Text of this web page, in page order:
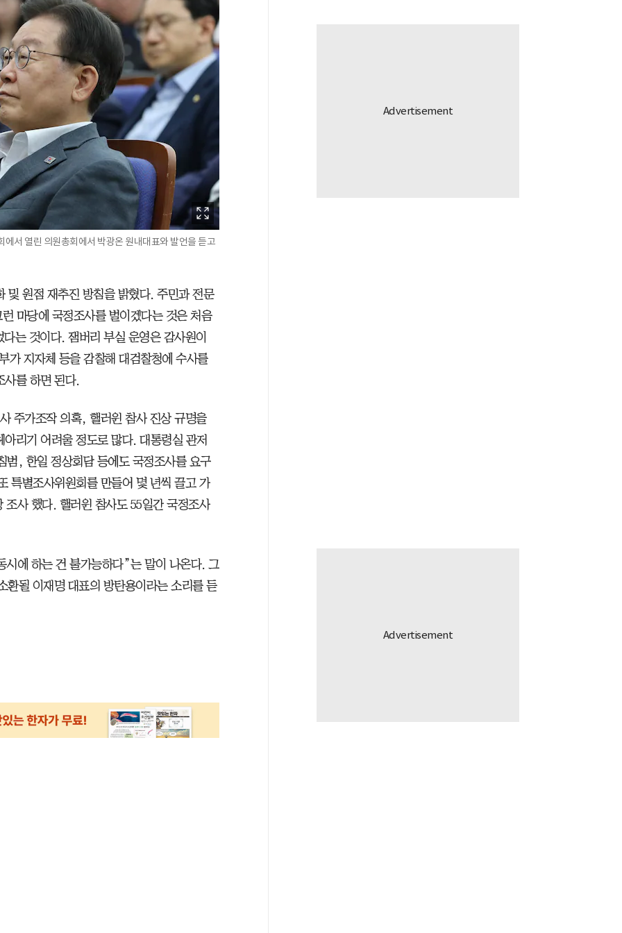
서 열린 의원총회에서 박광온 원내대표와 발언을 듣고
및 원점 재추진 방침을 밝혔다. 주민과 전문
마당에 국정조사를 벌이겠다는 것은 처음
는 것이다. 잼버리 부실 운영은 감사원이
가 지자체 등을 감찰해 대검찰청에 수사를
사를 하면 된다.
주가조작 의혹, 핼러윈 참사 진상 규명을
리기 어려울 정도로 많다. 대통령실 관저
, 한일 정상회담 등에도 국정조사를 요구
특별조사위원회를 만들어 몇 년씩 끌고 가
사 했다. 핼러윈 참사도 55일간 국정조사
에 하는 건 불가능하다”는 말이 나온다. 그
환될 이재명 대표의 방탄용이라는 소리를 듣